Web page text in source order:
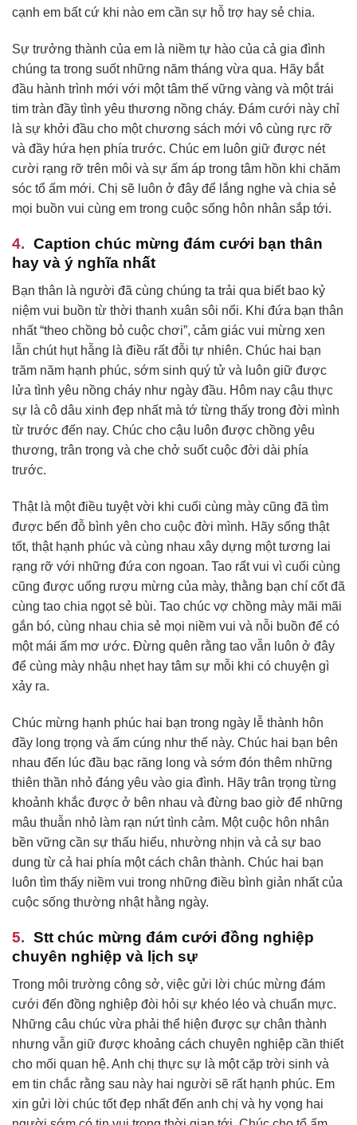
cạnh em bất cứ khi nào em cần sự hỗ trợ hay sẻ chia.
Sự trưởng thành của em là niềm tự hào của cả gia đình
chúng ta trong suốt những năm tháng vừa qua. Hãy bắt
đầu hành trình mới với một tâm thế vững vàng và một trái
tim tràn đầy tình yêu thương nồng cháy. Đám cưới này chỉ
là sự khởi đầu cho một chương sách mới vô cùng rực rỡ
và đầy hứa hẹn phía trước. Chúc em luôn giữ được nét
cười rạng rỡ trên môi và sự ấm áp trong tâm hồn khi chăm
sóc tổ ấm mới. Chị sẽ luôn ở đây để lắng nghe và chia sẻ
mọi buồn vui cùng em trong cuộc sống hôn nhân sắp tới.
Caption chúc mừng đám cưới bạn thân
hay và ý nghĩa nhất
Bạn thân là người đã cùng chúng ta trải qua biết bao kỷ
niệm vui buồn từ thời thanh xuân sôi nổi. Khi đứa bạn thân
nhất “theo chồng bỏ cuộc chơi”, cảm giác vui mừng xen
lẫn chút hụt hẫng là điều rất đỗi tự nhiên. Chúc hai bạn
trăm năm hạnh phúc, sớm sinh quý tử và luôn giữ được
lửa tình yêu nồng cháy như ngày đầu. Hôm nay cậu thực
sự là cô dâu xinh đẹp nhất mà tớ từng thấy trong đời mình
từ trước đến nay. Chúc cho cậu luôn được chồng yêu
thương, trân trọng và che chở suốt cuộc đời dài phía
trước.
Thật là một điều tuyệt vời khi cuối cùng mày cũng đã tìm
được bến đỗ bình yên cho cuộc đời mình. Hãy sống thật
tốt, thật hạnh phúc và cùng nhau xây dựng một tương lai
rạng rỡ với những đứa con ngoan. Tao rất vui vì cuối cùng
cũng được uống rượu mừng của mày, thằng bạn chí cốt đã
cùng tao chia ngọt sẻ bùi. Tao chúc vợ chồng mày mãi mãi
gắn bó, cùng nhau chia sẻ mọi niềm vui và nỗi buồn để có
một mái ấm mơ ước. Đừng quên rằng tao vẫn luôn ở đây
để cùng mày nhậu nhẹt hay tâm sự mỗi khi có chuyện gì
xảy ra.
Chúc mừng hạnh phúc hai bạn trong ngày lễ thành hôn
đầy long trọng và ấm cúng như thế này. Chúc hai bạn bên
nhau đến lúc đầu bạc răng long và sớm đón thêm những
thiên thần nhỏ đáng yêu vào gia đình. Hãy trân trọng từng
khoảnh khắc được ở bên nhau và đừng bao giờ để những
mâu thuẫn nhỏ làm rạn nứt tình cảm. Một cuộc hôn nhân
bền vững cần sự thấu hiểu, nhường nhịn và cả sự bao
dung từ cả hai phía một cách chân thành. Chúc hai bạn
luôn tìm thấy niềm vui trong những điều bình giản nhất của
cuộc sống thường nhật hằng ngày.
Stt chúc mừng đám cưới đồng nghiệp
chuyên nghiệp và lịch sự
Trong môi trường công sở, việc gửi lời chúc mừng đám
cưới đến đồng nghiệp đòi hỏi sự khéo léo và chuẩn mực.
Những câu chúc vừa phải thể hiện được sự chân thành
nhưng vẫn giữ được khoảng cách chuyên nghiệp cần thiết
cho mối quan hệ. Anh chị thực sự là một cặp trời sinh và
em tin chắc rằng sau này hai người sẽ rất hạnh phúc. Em
xin gửi lời chúc tốt đẹp nhất đến anh chị và hy vọng hai